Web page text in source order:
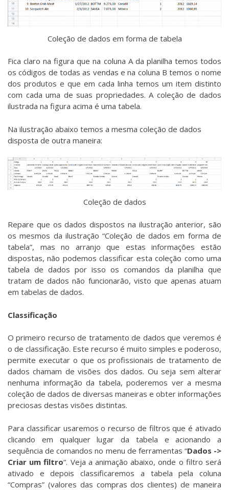
Coleção de dados em forma de tabela
Fica claro na figura que na coluna A da planilha temos todos
os códigos de todas as vendas e na coluna B temos o nome
dos produtos e que em cada linha temos um item distinto
com cada uma de suas propriedades. A coleção de dados
ilustrada na figura acima é uma tabela.
Na ilustração abaixo temos a mesma coleção de dados
disposta de outra maneira:
Coleção de dados
Repare que os dados dispostos na ilustração anterior, são
os mesmos da ilustração “Coleção de dados em forma de
tabela”, mas no arranjo que estas informações estão
dispostas, não podemos classificar esta coleção como uma
tabela de dados por isso os comandos da planilha que
tratam de dados não funcionarão, visto que apenas atuam
em tabelas de dados.
Classificação
O primeiro recurso de tratamento de dados que veremos é
o de classificação. Este recurso é muito simples e poderoso,
permite executar o que os profissionais de tratamento de
dados chamam de visões dos dados. Ou seja sem alterar
nenhuma informação da tabela, poderemos ver a mesma
coleção de dados de diversas maneiras e obter informações
preciosas destas visões distintas.
Para classificar usaremos o recurso de filtros que é ativado
clicando em qualquer lugar da tabela e acionando a
sequência de comandos no menu de ferramentas “Dados ->
Criar um filtro“. Veja a animação abaixo, onde o filtro será
ativado e depois classificaremos a tabela pela coluna
“Compras” (valores das compras dos clientes) de maneira